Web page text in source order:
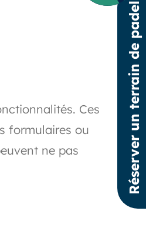
Ces
formulaires ou
ne pas
Réserver un terrain de padel